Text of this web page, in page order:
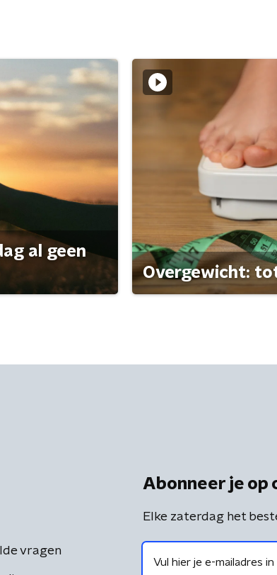
al geen
Overgewicht:
vragen
Abonneer je op
Elke zaterdag het